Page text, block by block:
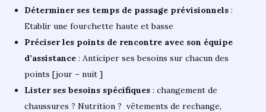
Déterminer ses temps de passage prévisionnels :
Etablir une fourchette haute et basse
Préciser les points de rencontre avec son équipe
d’assistance : Anticiper ses besoins sur chacun des
points [jour – nuit ]
Lister ses besoins spécifiques : changement de
chaussures ? Nutrition ? vêtements de rechange,